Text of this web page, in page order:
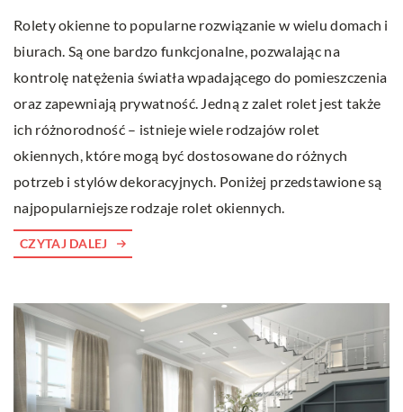
Rolety okienne to popularne rozwiązanie w wielu domach i
biurach. Są one bardzo funkcjonalne, pozwalając na
kontrolę natężenia światła wpadającego do pomieszczenia
oraz zapewniają prywatność. Jedną z zalet rolet jest także
ich różnorodność – istnieje wiele rodzajów rolet
okiennych, które mogą być dostosowane do różnych
potrzeb i stylów dekoracyjnych. Poniżej przedstawione są
najpopularniejsze rodzaje rolet okiennych.
CZYTAJ DALEJ